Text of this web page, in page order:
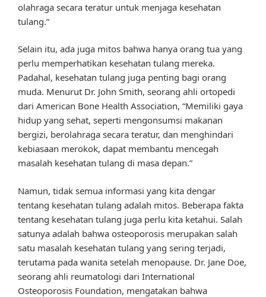
olahraga secara teratur untuk menjaga kesehatan
tulang.”
Selain itu, ada juga mitos bahwa hanya orang tua yang
perlu memperhatikan kesehatan tulang mereka.
Padahal, kesehatan tulang juga penting bagi orang
muda. Menurut Dr. John Smith, seorang ahli ortopedi
dari American Bone Health Association, “Memiliki gaya
hidup yang sehat, seperti mengonsumsi makanan
bergizi, berolahraga secara teratur, dan menghindari
kebiasaan merokok, dapat membantu mencegah
masalah kesehatan tulang di masa depan.”
Namun, tidak semua informasi yang kita dengar
tentang kesehatan tulang adalah mitos. Beberapa fakta
tentang kesehatan tulang juga perlu kita ketahui. Salah
satunya adalah bahwa osteoporosis merupakan salah
satu masalah kesehatan tulang yang sering terjadi,
terutama pada wanita setelah menopause. Dr. Jane Doe,
seorang ahli reumatologi dari International
Osteoporosis Foundation, mengatakan bahwa